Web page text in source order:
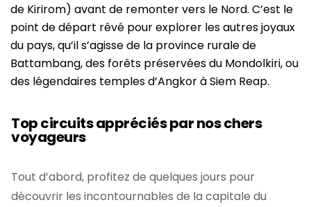
de Kirirom) avant de remonter vers le Nord. C’est le
point de départ rêvé pour explorer les autres joyaux
du pays, qu’il s’agisse de la province rurale de
Battambang, des forêts préservées du Mondolkiri, ou
des légendaires temples d’Angkor à Siem Reap.
Top circuits appréciés par nos chers
voyageurs
Tout d’abord, profitez de quelques jours pour
découvrir les incontournables de la capitale du